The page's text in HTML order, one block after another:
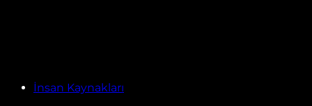
İnsan Kaynakları